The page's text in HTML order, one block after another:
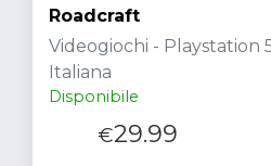
Roadcraft
Videogiochi - Playstation
Italiana
Disponibile
€29.99